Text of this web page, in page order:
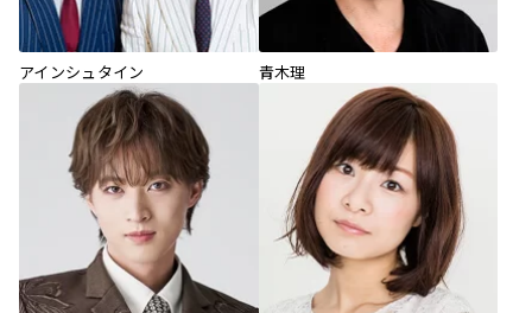
アインシュタイン 青木理